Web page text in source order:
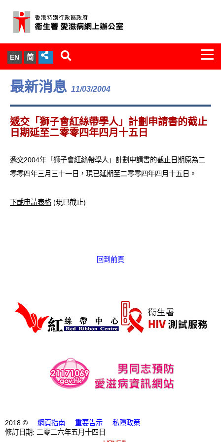
EN 简
關於我們
服務範圍
文件櫃
統計數字
愛滋病病毒感染與醫護人員專家組
最新消息 11/03/2004
遞交「獅子會紅絲帶學人」計劃申請書的截止
日期延至二零零四年四月十五日
遞交2004年「獅子會紅絲帶學人」計劃申請書的截止日期原為二
零零四年三月三十一日，現已延期至二零零四年四月十五日。
下載申請表格 (現已截止)
回到前頁
2018 © 網頁指南 重要告示
私隱政策
修訂日期: 二零二六年五月十四日